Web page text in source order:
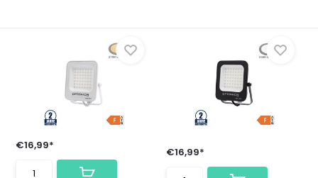
€16,99*
€16,99*